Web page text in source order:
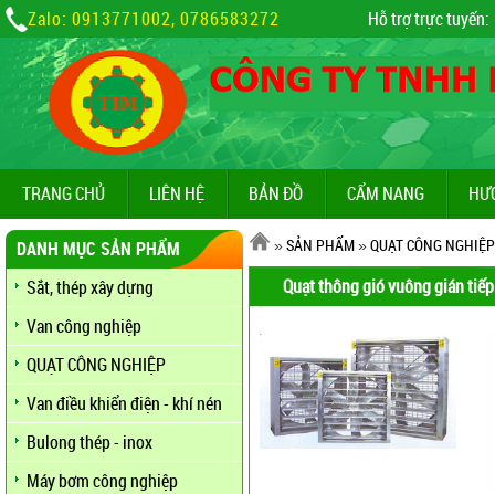
Zalo: 0913771002, 0786583272 Hỗ trợ trực tuyến:
TRANG CHỦ LIÊN HỆ BẢN ĐỒ CẨM NANG
DANH MỤC SẢN PHẨM
Sắt, thép xây dựng
Van công nghiệp
QUẠT CÔNG NGHIỆP
Van điều khiển điện - khí nén
Bulong thép - inox
Máy bơm công nghiệp
»SẢN PHẨM»QUẠT CÔNG NGHIỆP
Quạt thông gió vuông gián tiếp